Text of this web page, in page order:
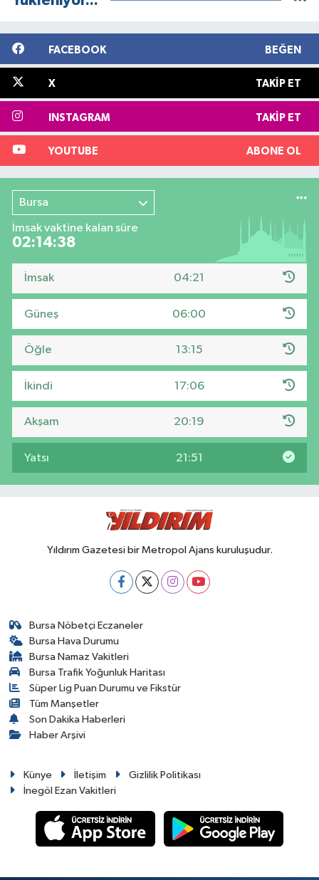
FACEBOOK BEĞEN
X TAKIP ET
INSTAGRAM TAKIP ET
YOUTUBE ABONE OL
Bursa
İmsak vaktine kalan süre
02:14:38
İmsak 04:21
Güneş 06:00
Öğle 13:15
İkindi 17:06
Akşam 20:19
Yatsı 21:51
Yıldırım Gazetesi bir Metropol Ajans kuruluşudur.
Bursa Nöbetçi Eczaneler
Bursa Hava Durumu
Bursa Namaz Vakitleri
Bursa Trafik Yoğunluk Haritası
Süper Lig Puan Durumu ve Fikstür
Tüm Manşetler
Son Dakika Haberleri
Haber Arşivi
Künye İletişim
Gizlilik Politikası
İnegöl Ezan Vakitleri